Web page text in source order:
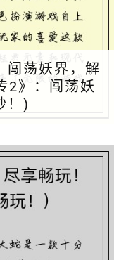
闯荡妖界，解
2》：闯荡妖
！)